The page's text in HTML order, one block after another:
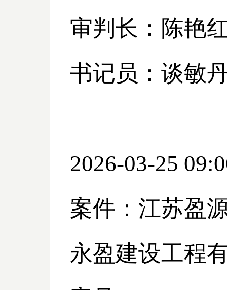
审判长：陈艳
书记员：谈敏
2026-03-25
案件：江苏盈
永盈建设工程